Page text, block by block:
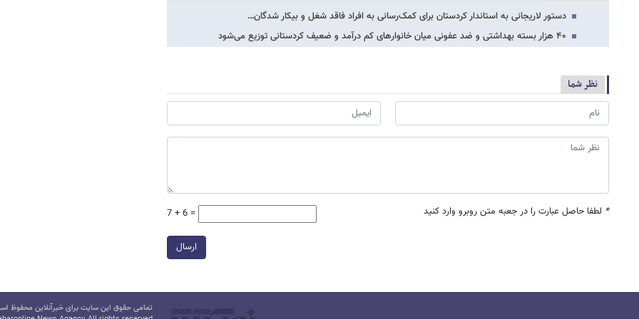
دستور لاریجانی به استاندار کردستان برای کمک‌رسانی به افراد فاقد شغل و بیکار شدگان…
۴۰ هزار بستە بهداشتی و ضد عفونی میان خانوارهای کم درآمد و ضعیف کردستانی توزیع می‌شود
نظر شما
* لطفا حاصل عبارت را در جعبه متن روبرو وارد کنید 7 + 6 =
ارسال
تمامی حقوق این سایت برای خبرآنلاین محفوظ